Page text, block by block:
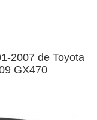
2007 de Toyota
GX470